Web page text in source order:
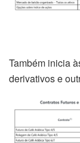
Também inicia
derivativos e